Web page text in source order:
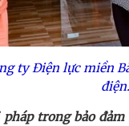
ty Điện lực miền
điện.
trong bảo